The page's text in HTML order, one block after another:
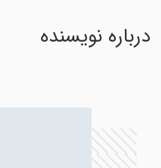
درباره نویسنده